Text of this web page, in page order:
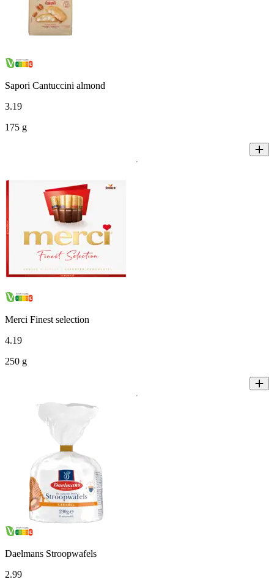
Sapori Cantuccini almond
3.19
175 g
Merci Finest selection
4.19
250 g
Daelmans Stroopwafels
2.99